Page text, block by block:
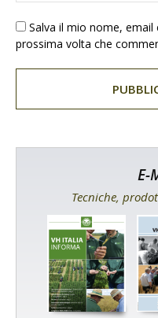
Salva il mio nome,
prossima volta che
E-
Tecniche,